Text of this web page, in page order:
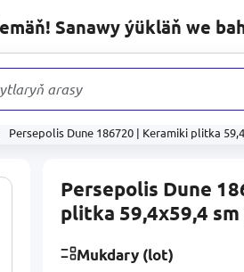
Sanawy ýükläň we
arasynda
Persepolis Dune 186720 | Keramiki plitka
Persepolis Dune
plitka 59,4x59,4
Mukdary (lot)